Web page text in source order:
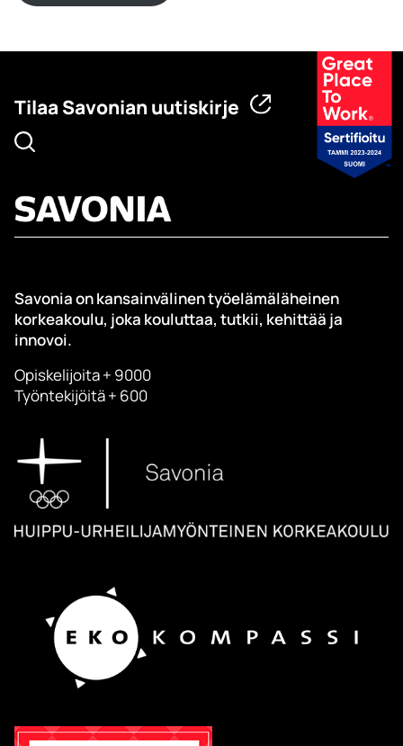
Tilaa Savonian uutiskirje
Savonia on kansainvälinen työelämäläheinen
korkeakoulu, joka kouluttaa, tutkii, kehittää ja
innovoi.
Opiskelijoita + 9000
Työntekijöitä + 600